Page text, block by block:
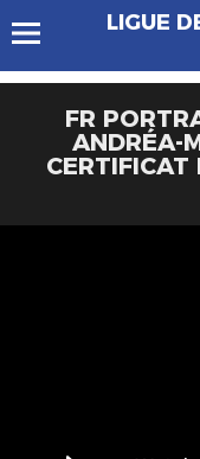
LIGUE
FR
ANDRÉA-
CERTIFICAT